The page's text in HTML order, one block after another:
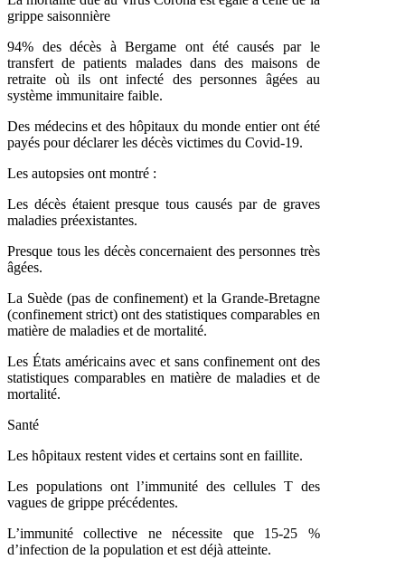
grippe saisonnière
94% des décès à Bergame ont été causés par le
transfert de patients malades dans des maisons de
retraite où ils ont infecté des personnes âgées au
système immunitaire faible.
Des médecins et des hôpitaux du monde entier ont été
payés pour déclarer les décès victimes du Covid-19.
Les autopsies ont montré :
Les décès étaient presque tous causés par de graves
maladies préexistantes.
Presque tous les décès concernaient des personnes très
âgées.
La Suède (pas de confinement) et la Grande-Bretagne
(confinement strict) ont des statistiques comparables en
matière de maladies et de mortalité.
Les États américains avec et sans confinement ont des
statistiques comparables en matière de maladies et de
mortalité.
Santé
Les hôpitaux restent vides et certains sont en faillite.
Les populations ont l’immunité des cellules T des
vagues de grippe précédentes.
L’immunité collective ne nécessite que 15-25 %
d’infection de la population et est déjà atteinte.